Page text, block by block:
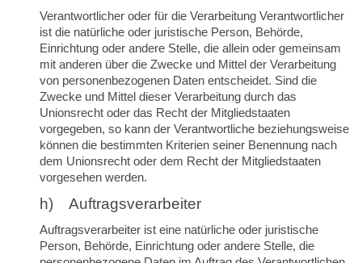
Verantwortlicher oder für die Verarbeitung Verantwortlicher
ist die natürliche oder juristische Person, Behörde,
Einrichtung oder andere Stelle, die allein oder gemeinsam
mit anderen über die Zwecke und Mittel der Verarbeitung
von personenbezogenen Daten entscheidet. Sind die
Zwecke und Mittel dieser Verarbeitung durch das
Unionsrecht oder das Recht der Mitgliedstaaten
vorgegeben, so kann der Verantwortliche beziehungsweise
können die bestimmten Kriterien seiner Benennung nach
dem Unionsrecht oder dem Recht der Mitgliedstaaten
vorgesehen werden.
h) Auftragsverarbeiter
Auftragsverarbeiter ist eine natürliche oder juristische
Person, Behörde, Einrichtung oder andere Stelle, die